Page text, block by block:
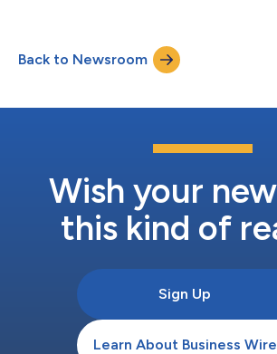
IA pode fazer e como as empresas podem
O evento será iniciado com uma palestra
hoje às 13h ET por Cathy O’Neil, m...
Back to Newsroom
Wish your
this kind of
Sign Up
Learn About Business Wire